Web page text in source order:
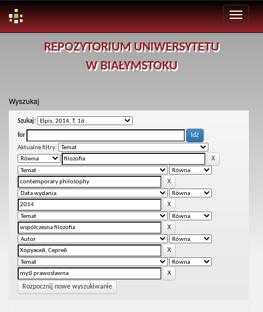
REPOZYTORIUM UNIWERSYTETU
W BIAŁYMSTOKU
Wyszukaj
Szukaj:
for
Aktualne filtry:
Rozpocznij nowe wyszukiwanie